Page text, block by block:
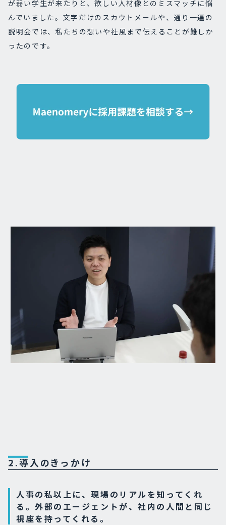
が弱い学生が来たりと、欲しい人材像とのミスマッチに悩
んでいました。文字だけのスカウトメールや、通り一遍の
説明会では、私たちの想いや社風まで伝えることが難しか
ったのです。
2.導入のきっかけ
人事の私以上に、現場のリアルを知ってくれ
る。外部のエージェントが、社内の人間と同じ
視座を持ってくれる。